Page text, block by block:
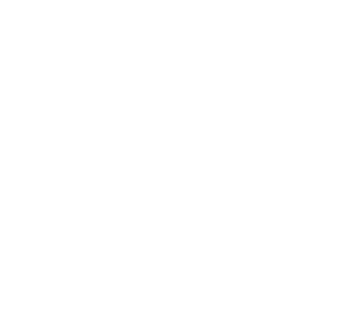
отпуск. Горящие туры, путёвки в дома